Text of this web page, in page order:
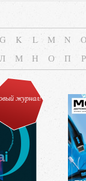
G K L M N
Л М Н О П Р
журнал!